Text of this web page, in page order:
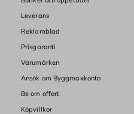
Leverans
Reklamblad
Prisgaranti
Varumärken
Ansök om Byggmaxkonto
Be om offert
Köpvillkor